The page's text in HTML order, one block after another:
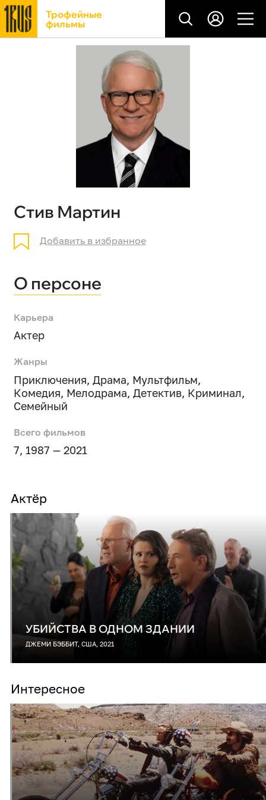
Трофейные
фильмы
Стив Мартин
Добавить в избранное
О персоне
Карьера
Актер
Жанры
Приключения, Драма, Мультфильм,
Комедия, Мелодрама, Детектив, Криминал,
Семейный
Всего фильмов
7, 1987 — 2021
Актёр
УБИЙСТВА В ОДНОМ ЗДАНИИ
ДЖЕМИ БЭББИТ, США, 2021
Интересное